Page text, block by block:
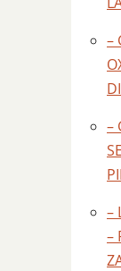
–
–
–
–